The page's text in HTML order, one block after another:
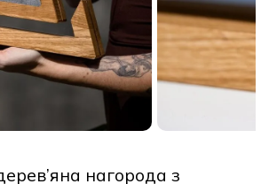
нагорода з